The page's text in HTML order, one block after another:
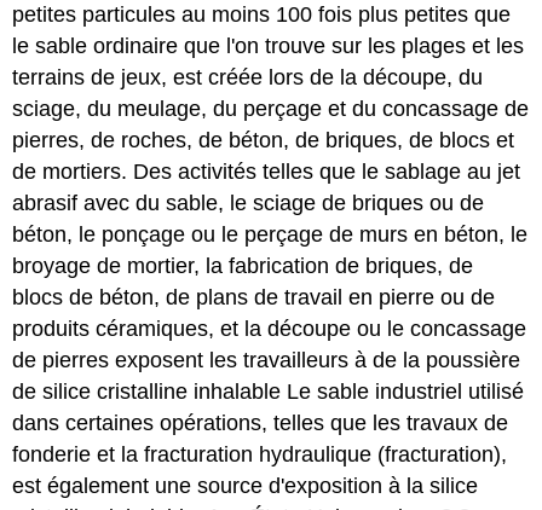
petites particules au moins 100 fois plus petites que
le sable ordinaire que l'on trouve sur les plages et les
terrains de jeux, est créée lors de la découpe, du
sciage, du meulage, du perçage et du concassage de
pierres, de roches, de béton, de briques, de blocs et
de mortiers. Des activités telles que le sablage au jet
abrasif avec du sable, le sciage de briques ou de
béton, le ponçage ou le perçage de murs en béton, le
broyage de mortier, la fabrication de briques, de
blocs de béton, de plans de travail en pierre ou de
produits céramiques, et la découpe ou le concassage
de pierres exposent les travailleurs à de la poussière
de silice cristalline inhalable Le sable industriel utilisé
dans certaines opérations, telles que les travaux de
fonderie et la fracturation hydraulique (fracturation),
est également une source d'exposition à la silice